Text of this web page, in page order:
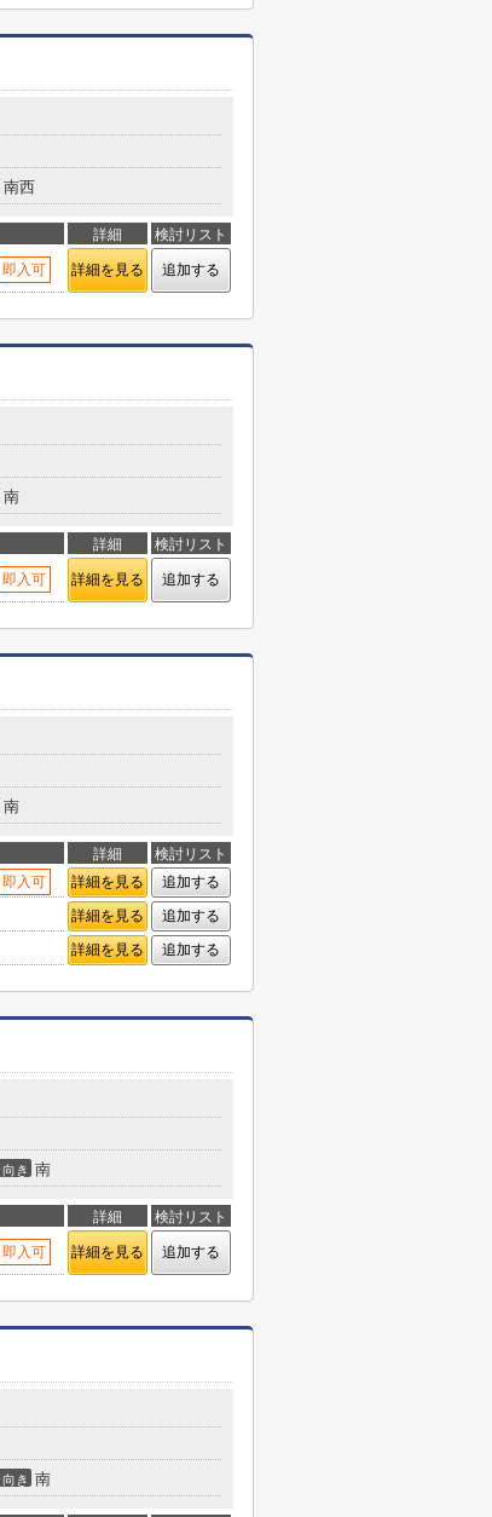
南西
詳細 検討リスト
即入可 詳細を見る 追加する
南
詳細 検討リスト
即入可 詳細を見る 追加する
南
詳細
検討リスト
即入可 詳細を見る
追加する
詳細を見る
追加する
詳細を見る 追加する
向き 南
詳細 検討リスト
即入可 詳細を見る 追加する
向き 南